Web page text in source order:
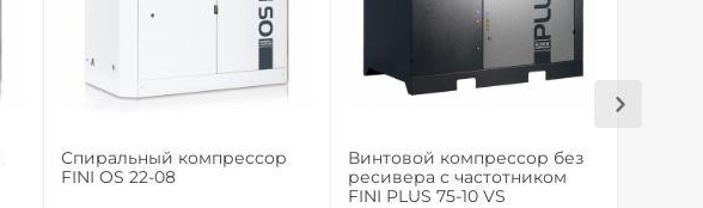
Спиральный компрессор
FINI OS 22-08
Винтовой компрессор без
ресивера с частотником
FINI PLUS 75-10 VS